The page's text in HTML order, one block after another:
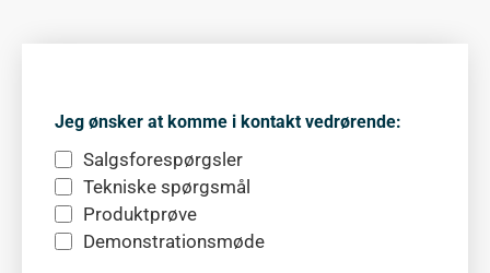
Jeg ønsker at komme i kontakt vedrørende:
Salgsforespørgsler
Tekniske spørgsmål
Produktprøve
Demonstrationsmøde